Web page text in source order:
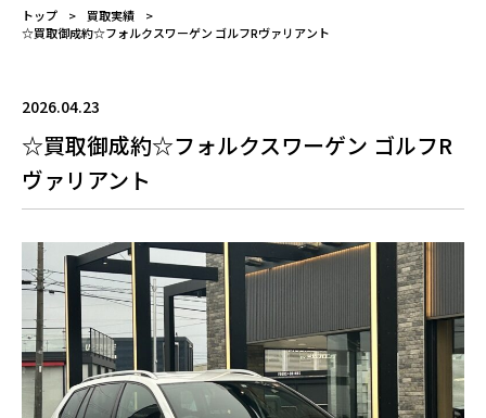
店舗案内
トップ
買取実績
☆買取御成約☆フォルクスワーゲン ゴルフRヴァリアント
2026.04.23
☆買取御成約☆フォルクスワーゲン ゴルフR
ヴァリアント